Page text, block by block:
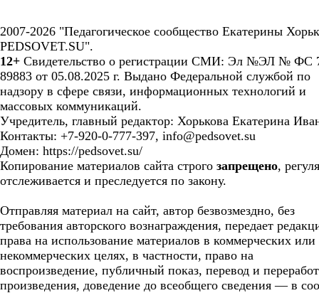
2007-2026 "Педагогическое сообщество Екатерины
PEDSOVET.SU".
12+ Свидетельство о регистрации СМИ: Эл №ЭЛ № ФС
89883 от 05.08.2025 г. Выдано Федеральной службой по
надзору в сфере связи, информационных технологий и
массовых коммуникаций.
Учредитель, главный редактор: Хорькова Екатерина
Контакты: +7-920-0-777-397, info@pedsovet.su
Домен: https://pedsovet.su/
Копирование материалов сайта строго запрещено,
отслеживается и преследуется по закону.
Отправляя материал на сайт, автор безвозмездно, без
требования авторского вознаграждения, передает
права на использование материалов в коммерческих или
некоммерческих целях, в частности, право на
воспроизведение, публичный показ, перевод и
произведения, доведение до всеобщего сведения — в